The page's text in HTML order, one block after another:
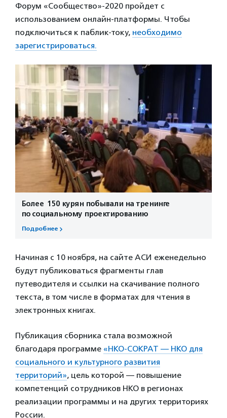
Форум «Сообщество»-2020 пройдет с
использованием онлайн-платформы. Чтобы
подключиться к паблик-току, необходимо
зарегистрироваться.
Более 150 курян побывали на тренинге
по социальному проектированию
Подробнее
Начиная с 10 ноября, на сайте АСИ еженедельно
будут публиковаться фрагменты глав
путеводителя и ссылки на скачивание полного
текста, в том числе в форматах для чтения в
электронных книгах.
Публикация сборника стала возможной
благодаря программе «НКО-СОКРАТ — НКО для
социального и культурного развития
территорий», цель которой — повышение
компетенций сотрудников НКО в регионах
реализации программы и на других территориях
России.